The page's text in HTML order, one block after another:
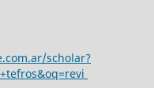
scholar?